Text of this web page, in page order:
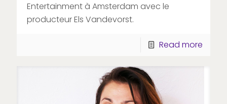
Entertainment à Amsterdam avec le
producteur Els Vandevorst.
Read more